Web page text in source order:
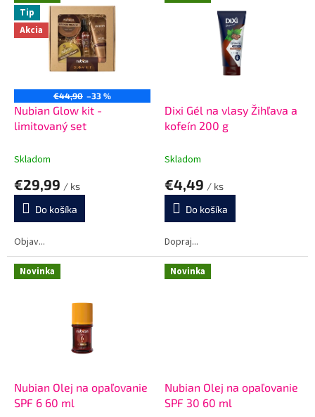
n
o
m
m
e
e
Tip
Akcia
€44,90 –33 %
Nubian Glow kit -
limitovaný set
Skladom
€29,99 / ks
Do košíka
Objav...
Dixi Gél na vlasy Žihľava a
kofeín 200 g
Skladom
€4,49 / ks
Do košíka
Dopraj...
Novinka
Nubian Olej na opaľovanie
SPF 6 60 ml
Novinka
Nubian Olej na opaľovanie
SPF 30 60 ml